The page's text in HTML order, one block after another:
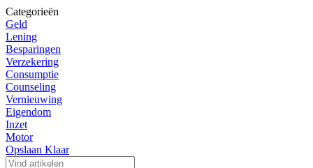
Categorieën
Geld
Lening
Besparingen
Verzekering
Consumptie
Counseling
Vernieuwing
Eigendom
Inzet
Motor
Opslaan Klaar